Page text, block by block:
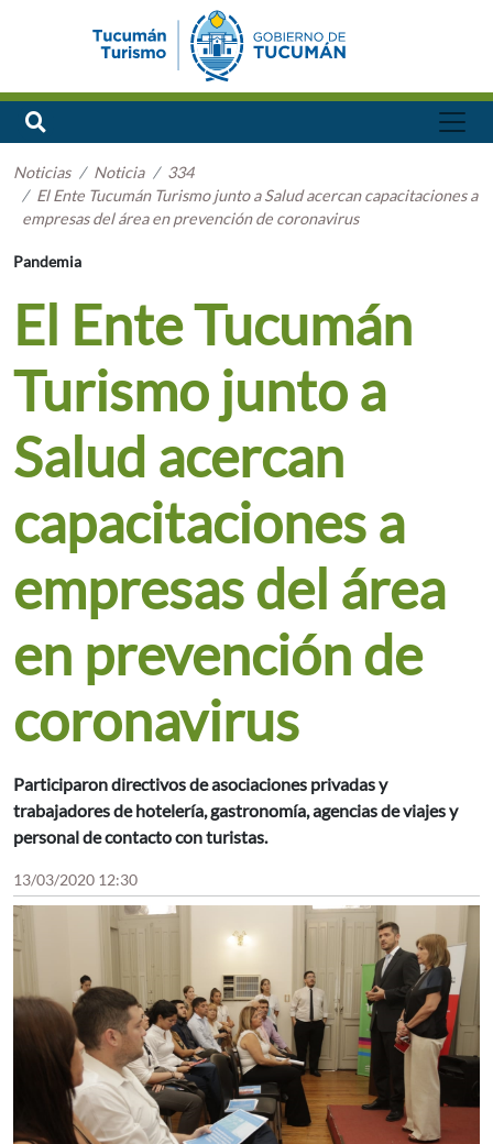
Noticias Noticia
334
El Ente Tucumán Turismo junto a Salud acercan capacitaciones a
empresas del área en prevención de coronavirus
Pandemia
El Ente Tucumán
Turismo junto a
Salud acercan
capacitaciones a
empresas del área
en prevención de
coronavirus
Participaron directivos de asociaciones privadas y
trabajadores de hotelería, gastronomía, agencias de viajes y
personal de contacto con turistas.
13/03/2020 12:30